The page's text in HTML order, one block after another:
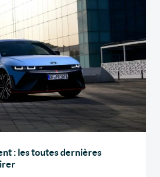
: les toutes dernières